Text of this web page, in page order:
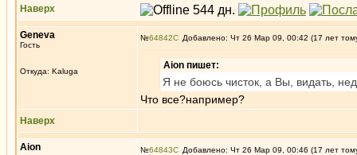
Наверх
Geneva
Гость
Откуда: Kaluga
№64842 Добавлено: Чт 26 Мар 09, 00:42 (17 лет
Aion пишет:
Я не боюсь чисток, а Вы, видать,
Что все?например?
Наверх
Aion №64843 Добавлено: Чт 26 Мар 09, 00:46 (17 лет